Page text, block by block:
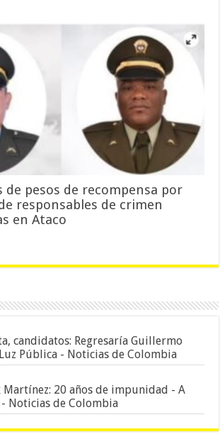
de pesos de recompensa por
responsables de crimen
en Ataco
candidatos: Regresaría Guillermo
Pública - Noticias de Colombia
Martínez: 20 años de impunidad - A
- Noticias de Colombia